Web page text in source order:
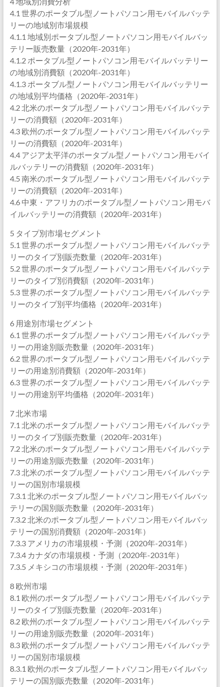
4.1 世界のポータブル型ノートパソコン用モバイルバッテ
リーの地域別市場規模
4.1.1 地域別ポータブル型ノートパソコン用モバイルバッ
テリー販売数量（2020年-2031年）
4.1.2 ポータブル型ノートパソコン用モバイルバッテリー
の地域別消費額（2020年-2031年）
4.1.3 ポータブル型ノートパソコン用モバイルバッテリー
の地域別平均価格（2020年-2031年）
4.2 北米のポータブル型ノートパソコン用モバイルバッテ
リーの消費額（2020年-2031年）
4.3 欧州のポータブル型ノートパソコン用モバイルバッテ
リーの消費額（2020年-2031年）
4.4 アジア太平洋のポータブル型ノートパソコン用モバイ
ルバッテリーの消費額（2020年-2031年）
4.5 南米のポータブル型ノートパソコン用モバイルバッテ
リーの消費額（2020年-2031年）
4.6 中東・アフリカのポータブル型ノートパソコン用モバ
イルバッテリーの消費額（2020年-2031年）
5 タイプ別市場セグメント
5.1 世界のポータブル型ノートパソコン用モバイルバッテ
リーのタイプ別販売数量（2020年-2031年）
5.2 世界のポータブル型ノートパソコン用モバイルバッテ
リーのタイプ別消費額（2020年-2031年）
5.3 世界のポータブル型ノートパソコン用モバイルバッテ
リーのタイプ別平均価格（2020年-2031年）
6 用途別市場セグメント
6.1 世界のポータブル型ノートパソコン用モバイルバッテ
リーの用途別販売数量（2020年-2031年）
6.2 世界のポータブル型ノートパソコン用モバイルバッテ
リーの用途別消費額（2020年-2031年）
6.3 世界のポータブル型ノートパソコン用モバイルバッテ
リーの用途別平均価格（2020年-2031年）
7 北米市場
7.1 北米のポータブル型ノートパソコン用モバイルバッテ
リーのタイプ別販売数量（2020年-2031年）
7.2 北米のポータブル型ノートパソコン用モバイルバッテ
リーの用途別販売数量（2020年-2031年）
7.3 北米のポータブル型ノートパソコン用モバイルバッテ
リーの国別市場規模
7.3.1 北米のポータブル型ノートパソコン用モバイルバッ
テリーの国別販売数量（2020年-2031年）
7.3.2 北米のポータブル型ノートパソコン用モバイルバッ
テリーの国別消費額（2020年-2031年）
7.3.3 アメリカの市場規模・予測（2020年-2031年）
7.3.4 カナダの市場規模・予測（2020年-2031年）
7.3.5 メキシコの市場規模・予測（2020年-2031年）
8 欧州市場
8.1 欧州のポータブル型ノートパソコン用モバイルバッテ
リーのタイプ別販売数量（2020年-2031年）
8.2 欧州のポータブル型ノートパソコン用モバイルバッテ
リーの用途別販売数量（2020年-2031年）
8.3 欧州のポータブル型ノートパソコン用モバイルバッテ
リーの国別市場規模
8.3.1 欧州のポータブル型ノートパソコン用モバイルバッ
テリーの国別販売数量（2020年-2031年）